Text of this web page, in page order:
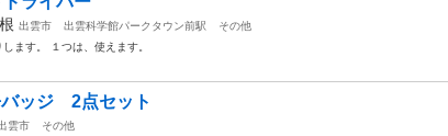
出雲市 出雲科学館パークタウン前駅
その他
ます。 １つは、使えます。
ッジ 2点セット
雲市
その他